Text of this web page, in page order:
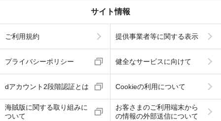
サイト情報
ご利用規約 提供事業者等に関する表示
プライバシーポリシー 健全なサービスに向けて
dアカウント2段階認証とは Cookieの利用について
海賊版に関する取り組みに
ついて
お客さまのご利用端末から
の情報の外部送信について